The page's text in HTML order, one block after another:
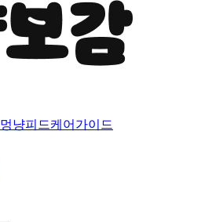
멍냥피드케어가이드